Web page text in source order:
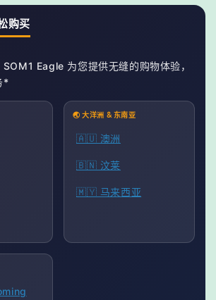
购买
Eagle 为您提供无缝的购物体验，
*
🌏 大洋洲 & 东南亚
🇦🇺 澳洲
🇧🇳 汶莱
🇲🇾 马来西亚